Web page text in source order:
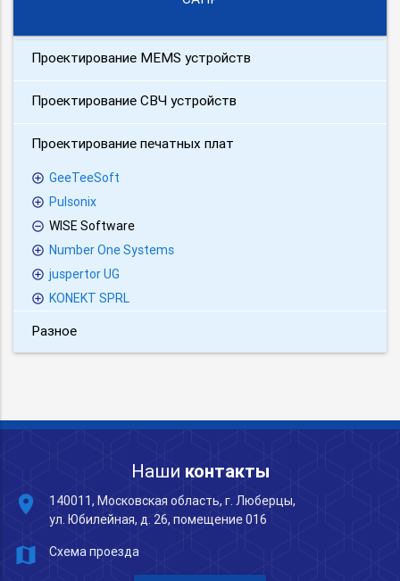
Проектирование MEMS устройств
Проектирование СВЧ устройств
Проектирование печатных плат
GeeTeeSoft
Pulsonix
WISE Software
Number One Systems
juspertor UG
KONEKT SPRL
Разное
Наши контакты
place
140011, Московская область, г. Люберцы,
ул. Юбилейная, д. 26, помещение 016
map Схема проезда